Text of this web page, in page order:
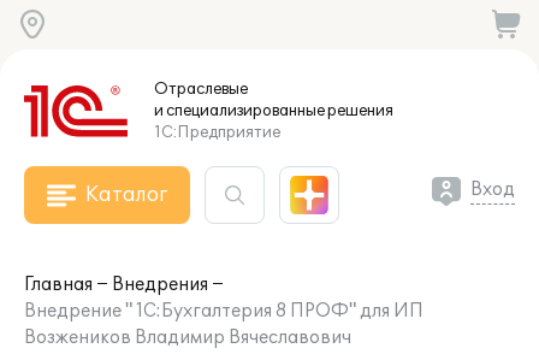
Отраслевые
и специализированныерешения
1С:Предприятие
Каталог Вход
Главная
Внедрения
Внедрение " 1С:Бухгалтерия 8 ПРОФ" для ИП
Возжеников Владимир Вячеславович